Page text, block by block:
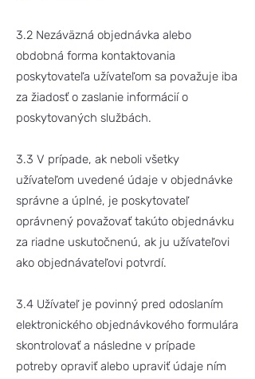
3.2 Nezáväzná objednávka alebo
obdobná forma kontaktovania
poskytovateľa užívateľom sa považuje iba
za žiadosť o zaslanie informácií o
poskytovaných službách.
3.3 V prípade, ak neboli všetky
užívateľom uvedené údaje v objednávke
správne a úplné, je poskytovateľ
oprávnený považovať takúto objednávku
za riadne uskutočnenú, ak ju užívateľovi
ako objednávateľovi potvrdí.
3.4 Užívateľ je povinný pred odoslaním
elektronického objednávkového formulára
skontrolovať a následne v prípade
potreby opraviť alebo upraviť údaje ním